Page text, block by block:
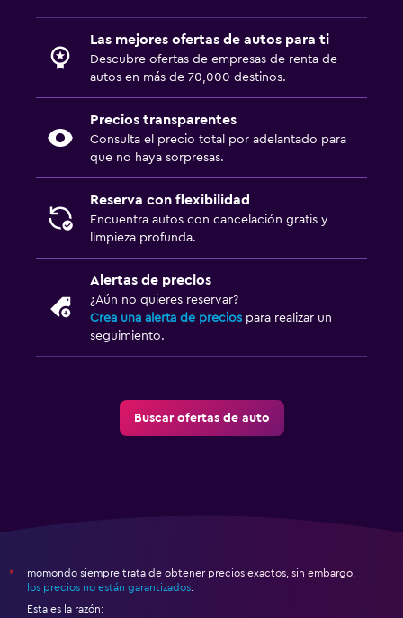
Las mejores ofertas de autos para ti
Descubre ofertas de empresas de renta de
autos en más de 70,000 destinos.
Precios transparentes
Consulta el precio total por adelantado para
que no haya sorpresas.
Reserva con flexibilidad
Encuentra autos con cancelación gratis y
limpieza profunda.
Alertas de precios
¿Aún no quieres reservar?
Crea una alerta de precios para realizar un
seguimiento.
Buscar ofertas de auto
*
momondo siempre trata de obtener precios exactos, sin embargo,
los precios no están garantizados.
Esta es la razón: